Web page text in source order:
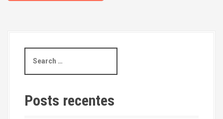
a
c
h
Posts recentes